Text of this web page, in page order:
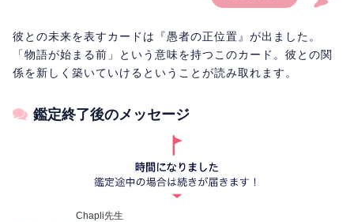
彼との未来を表すカードは『愚者の正位置』が出ました。
「物語が始まる前」という意味を持つこのカード。彼との関
係を新しく築いていけるということが読み取れます。
鑑定終了後のメッセージ
Chapli先生